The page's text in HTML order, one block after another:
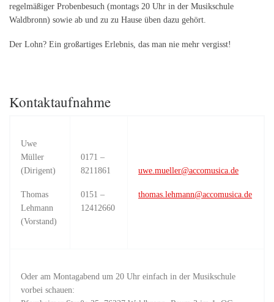
regelmäßiger Probenbesuch (montags 20 Uhr in der Musikschule
Waldbronn) sowie ab und zu zu Hause üben dazu gehört.
Der Lohn? Ein großartiges Erlebnis, das man nie mehr vergisst!
Kontaktaufnahme
Uwe
Müller
(Dirigent)
Thomas
Lehmann
(Vorstand)
0171 –
8211861
0151 –
12412660
uwe.mueller@accomusica.de
thomas.lehmann@accomusica.de
Oder am Montagabend um 20 Uhr einfach in der Musikschule
vorbei schauen: